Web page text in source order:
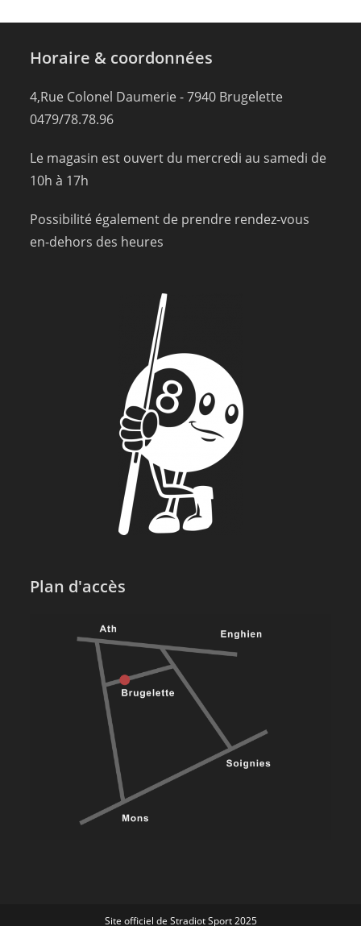
Horaire & coordonnées
4,Rue Colonel Daumerie - 7940 Brugelette
0479/78.78.96
Le magasin est ouvert du mercredi au samedi de
10h à 17h
Possibilité également de prendre rendez-vous
en-dehors des heures
Plan d'accès
Site officiel de Stradiot Sport 2025